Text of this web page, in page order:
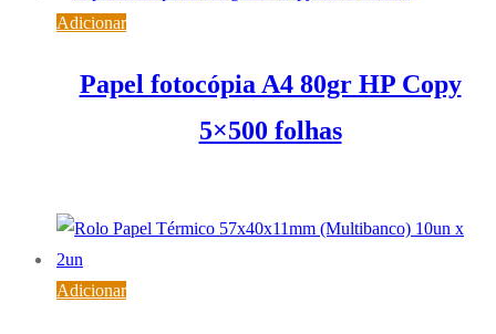
Adicionar
Papel fotocópia A4 80gr HP Copy
5×500 folhas
Adicionar